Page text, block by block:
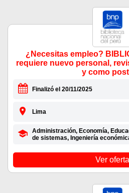
¿Necesitas empleo?
requiere nuevo personal,
y como
Finalizó el 20/11/2025
Lima
Administración, Economía,
de sistemas, Ingeniería
Ver oferta